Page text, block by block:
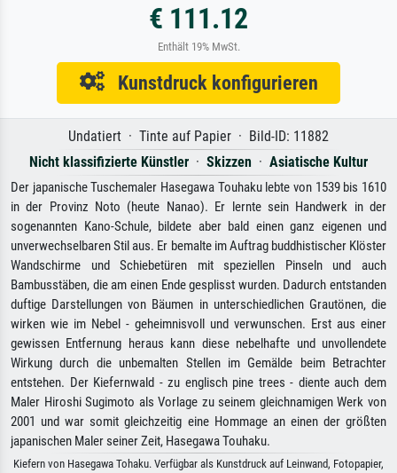
€ 111.12
Enthält 19% MwSt.
Kunstdruck konfigurieren
Undatiert · Tinte auf Papier · Bild-ID: 11882
Nicht klassifizierte Künstler · Skizzen · Asiatische Kultur
Der japanische Tuschemaler Hasegawa Touhaku lebte von 1539 bis 1610
in der Provinz Noto (heute Nanao). Er lernte sein Handwerk in der
sogenannten Kano-Schule, bildete aber bald einen ganz eigenen und
unverwechselbaren Stil aus. Er bemalte im Auftrag buddhistischer Klöster
Wandschirme und Schiebetüren mit speziellen Pinseln und auch
Bambusstäben, die am einen Ende gesplisst wurden. Dadurch entstanden
duftige Darstellungen von Bäumen in unterschiedlichen Grautönen, die
wirken wie im Nebel - geheimnisvoll und verwunschen. Erst aus einer
gewissen Entfernung heraus kann diese nebelhafte und unvollendete
Wirkung durch die unbemalten Stellen im Gemälde beim Betrachter
entstehen. Der Kiefernwald - zu englisch pine trees - diente auch dem
Maler Hiroshi Sugimoto als Vorlage zu seinem gleichnamigen Werk von
2001 und war somit gleichzeitig eine Hommage an einen der größten
japanischen Maler seiner Zeit, Hasegawa Touhaku.
Kiefern von Hasegawa Tohaku. Verfügbar als Kunstdruck auf Leinwand, Fotopapier,